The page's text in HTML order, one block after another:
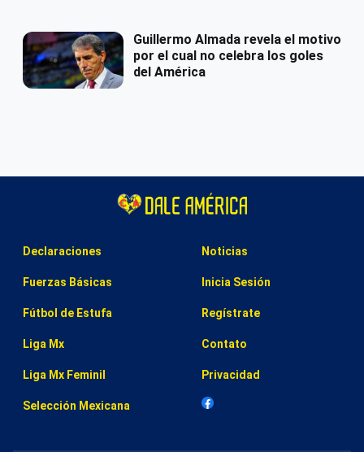
Guillermo Almada revela el motivo
por el cual no celebra los goles
del América
Declaraciones
Fuerzas Básicas
Fútbol de Estufa
Liga Mx
Liga Mx Feminil
Selección Mexicana
Noticias
Inicia Sesión
Regístrate
Contato
Privacidad